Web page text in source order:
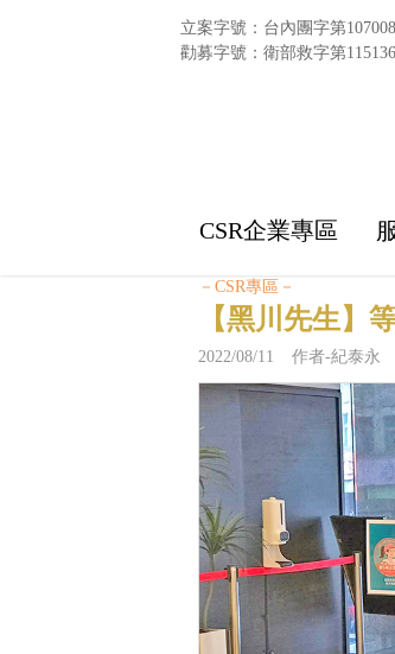
立案字號：台內團字第
勸募字號：衛部救字第
CSR企業專區
－CSR專區－
【黑川先生】
2022/08/11 作者-紀泰永